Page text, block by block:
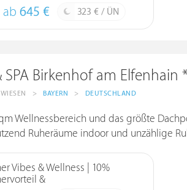
ab 645 € 323 € / ÜN
SPA Birkenhof am Elfenhain
> BAYERN > DEUTSCHLAND
Wellnessbereich und das größte
Ruheräume indoor und unzählige
Vibes & Wellness | 10%
&